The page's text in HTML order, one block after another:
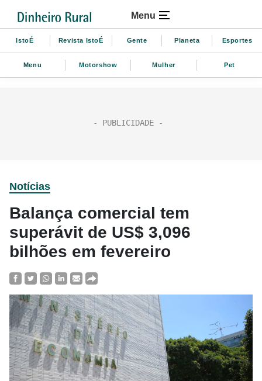
Menu
IstoÉ Revista IstoÉ Gente Planeta Esportes
Menu Motorshow Mulher Pet
Notícias
Balança comercial tem
superávit de US$ 3,096
bilhões em fevereiro